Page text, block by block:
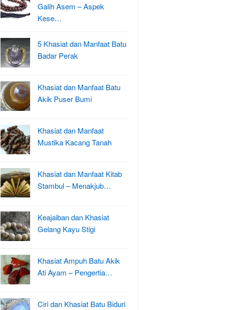
Galih Asem – Aspek
Kese…
5 Khasiat dan Manfaat Batu
Badar Perak
Khasiat dan Manfaat Batu
Akik Puser Bumi
Khasiat dan Manfaat
Mustika Kacang Tanah
Khasiat dan Manfaat Kitab
Stambul – Menakjub…
Keajaiban dan Khasiat
Gelang Kayu Stigi
Khasiat Ampuh Batu Akik
Ati Ayam – Pengertia…
Ciri dan Khasiat Batu Biduri